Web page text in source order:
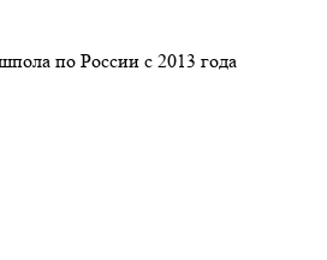
по России с 2013 года